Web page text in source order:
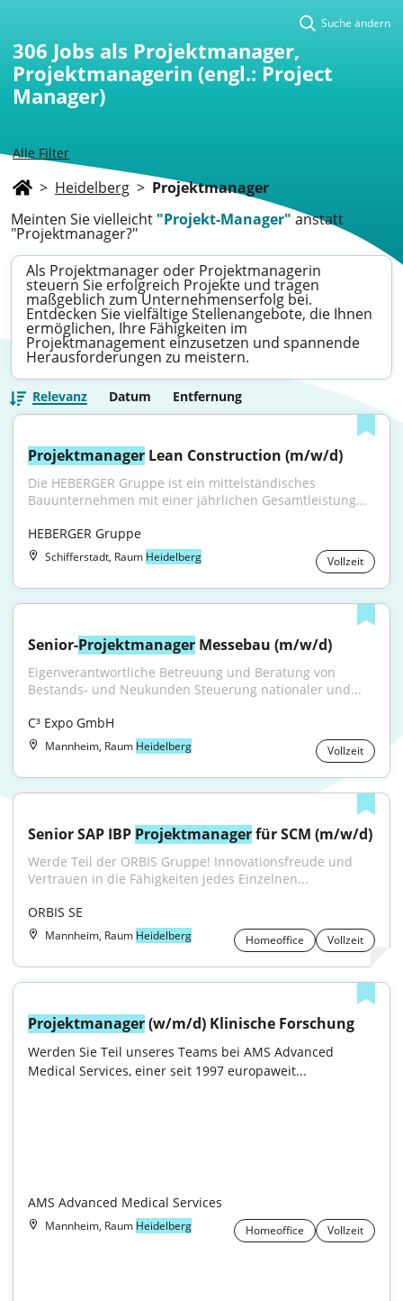
Alle Filter
Suche ändern
306 Jobs als Projektmanager,
Projektmanagerin (engl.: Project
Manager)
> Heidelberg > Projektmanager
Meinten Sie vielleicht "Projekt-Manager" anstatt
"Projektmanager?"
Als Projektmanager oder Projektmanagerin
steuern Sie erfolgreich Projekte und tragen
maßgeblich zum Unternehmenserfolg bei.
Entdecken Sie vielfältige Stellenangebote, die Ihnen
ermöglichen, Ihre Fähigkeiten im
Projektmanagement einzusetzen und spannende
Herausforderungen zu meistern.
Relevanz Datum Entfernung
Projektmanager Lean Construction (m/w/d)
Die HEBERGER Gruppe ist ein mittelständisches
Bauunternehmen mit einer jährlichen Gesamtleistung...
HEBERGER Gruppe
Schifferstadt, Raum Heidelberg Vollzeit
Senior-Projektmanager Messebau (m/w/d)
Eigenverantwortliche Betreuung und Beratung von
Bestands- und Neukunden Steuerung nationaler und...
C³ Expo GmbH
Mannheim, Raum Heidelberg Vollzeit
Senior SAP IBP Projektmanager für SCM (m/w/d)
Werde Teil der ORBIS Gruppe! Innovationsfreude und
Vertrauen in die Fähigkeiten jedes Einzelnen...
ORBIS SE
Mannheim, Raum Heidelberg Homeoffice Vollzeit
Projektmanager (w/m/d) Klinische Forschung
Werden Sie Teil unseres Teams bei AMS Advanced
Medical Services, einer seit 1997 europaweit...
AMS Advanced Medical Services
Mannheim, Raum Heidelberg Homeoffice Vollzeit